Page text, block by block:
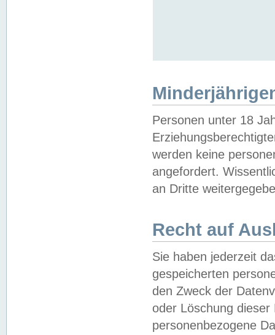
Personen unter 18
werden keine
angefordert.
an Dritte
Recht auf
Sie haben jederzeit
gespeicherten
den Zweck der
oder Löschung
personenbezogene